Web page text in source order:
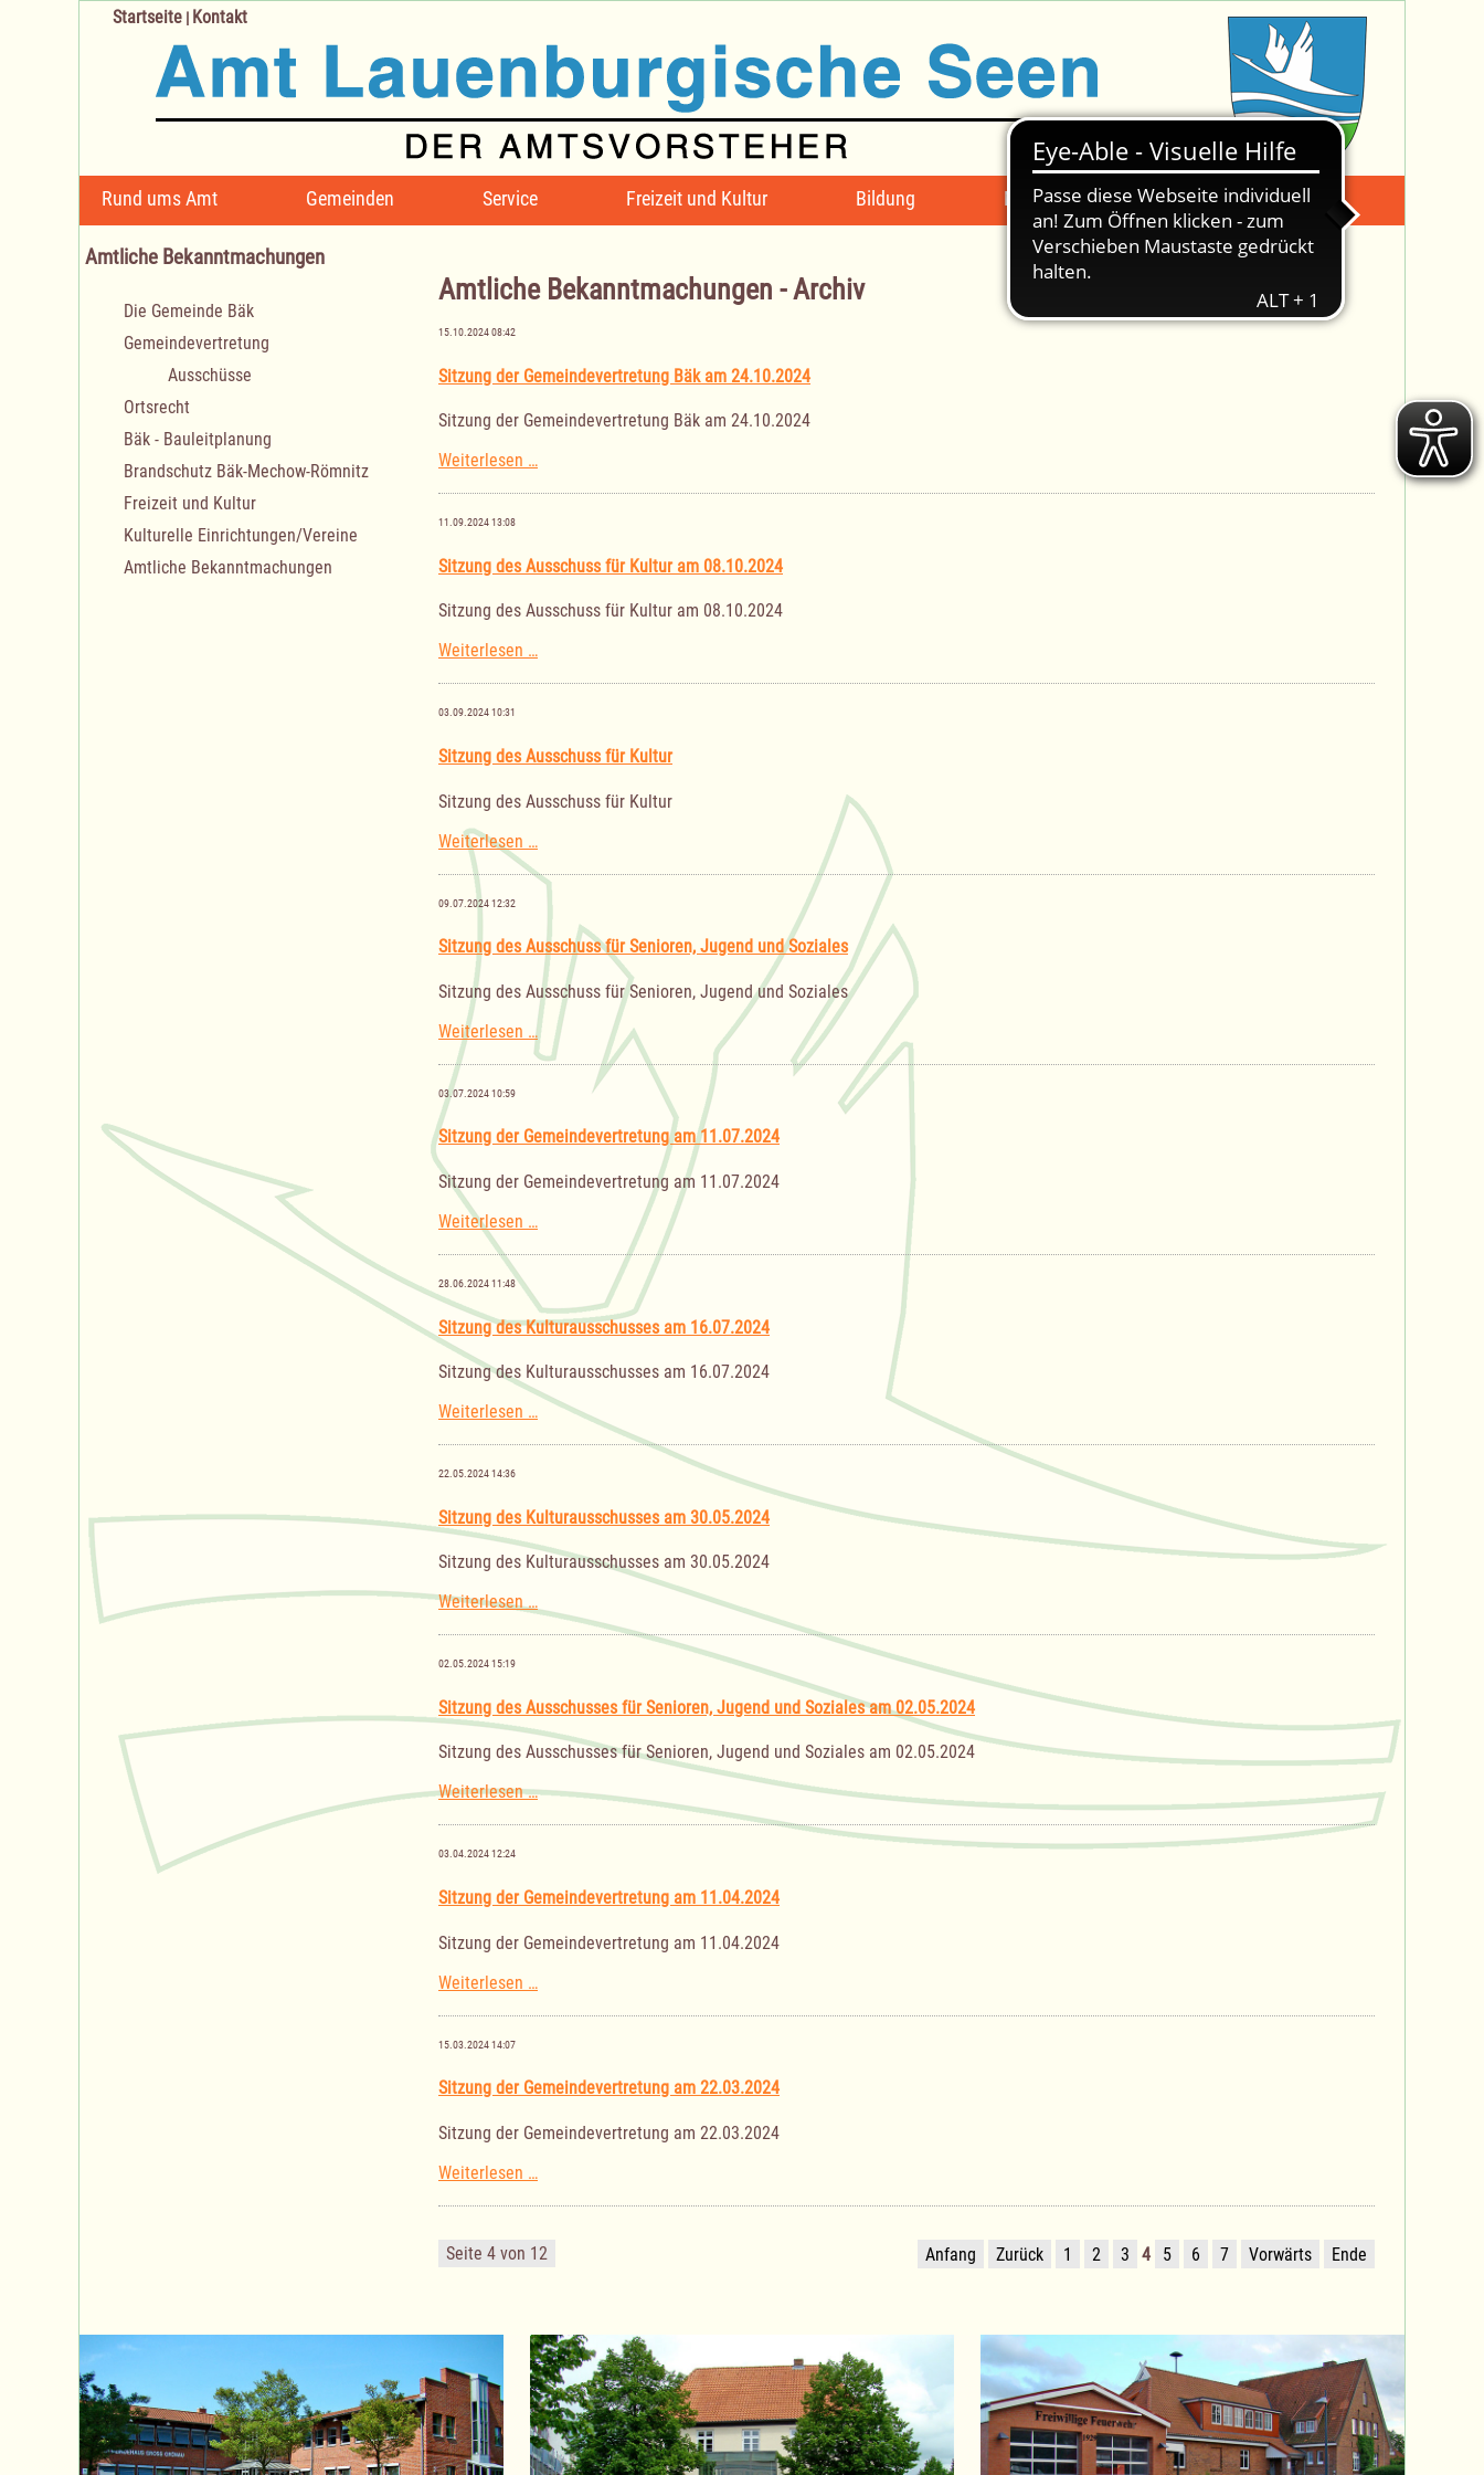
Navigation
überspringen
Rund ums Amt Gemeinden Service Freizeit und Kultur Bildung Mängelmeldung Suche -
Startseite | Kontakt
Amtliche Bekanntmachungen - Archiv
15.10.2024 08:42
Sitzung der Gemeindevertretung Bäk am 24.10.2024
Sitzung der Gemeindevertretung Bäk am 24.10.2024
Weiterlesen …Sitzung
24.10.2024
11.09.2024 13:08
Sitzung des Ausschuss für Kultur am 08.10.2024
Sitzung des Ausschuss für Kultur am 08.10.2024
Weiterlesen …Sitzung
am
03.09.2024 10:31
Sitzung des Ausschuss für Kultur
Sitzung des Ausschuss für Kultur
Weiterlesen …
Ausschuss
Kultur
09.07.2024 12:32
Sitzung des Ausschuss für Senioren, Jugend und Soziales
Sitzung des Ausschuss für Senioren, Jugend und Soziales
Weiterlesen …Sitzung
des
Ausschuss
Jugend
Soziales
03.07.2024 10:59
Sitzung der Gemeindevertretung am 11.07.2024
Sitzung der Gemeindevertretung am 11.07.2024
Weiterlesen …Sitzung
Gemeindevertretung
11.07.2024
28.06.2024 11:48
Sitzung des Kulturausschusses am 16.07.2024
Sitzung des Kulturausschusses am 16.07.2024
Weiterlesen …Sitzung
Kulturausschusses
22.05.2024 14:36
Sitzung des Kulturausschusses am 30.05.2024
Sitzung des Kulturausschusses am 30.05.2024
Weiterlesen …Sitzung
des
Kulturausschusses
02.05.2024 15:19
Sitzung des Ausschusses für Senioren, Jugend und Soziales am 02.05.2024
Sitzung des Ausschusses für Senioren, Jugend und Soziales am 02.05.2024
Weiterlesen …Sitzung
Jugend
Soziales
03.04.2024 12:24
Sitzung der Gemeindevertretung am 11.04.2024
Sitzung der Gemeindevertretung am 11.04.2024
Weiterlesen …
Gemeindevertretung
15.03.2024 14:07
Sitzung der Gemeindevertretung am 22.03.2024
Sitzung der Gemeindevertretung am 22.03.2024
Weiterlesen …
Gemeindevertretung
22.03.2024
Seite 4 von 12 Anfang Zurück 1 2 3 4 5 6 7 Vorwärts Ende
Amtliche Bekanntmachungen
Navigation
überspringen
Die Gemeinde Bäk
Gemeindevertretung
Ausschüsse
Ortsrecht
Bäk - Bauleitplanung
Brandschutz Bäk-Mechow-Römnitz
Freizeit und Kultur
Kulturelle Einrichtungen/Vereine
Amtliche Bekanntmachungen